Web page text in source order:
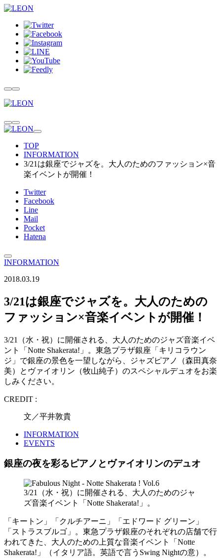
TOP
INFORMATION
3/21は銀座でジャズを。大人のためのファッション×音
楽イベントが開催！
Twitter
Facebook
Line
Mail
Pocket
Hatena
INFORMATION
2018.03.19
3/21は銀座でジャズを。大人のための
ファッション×音楽イベントが開催！
3/21（水・祝）に開催される、大人のためのジャズ音楽イベ
ント「Notte Shakerata!」。東急プラザ銀座「キリコラウン
ジ」で銀座の景色を一望しながら、ジャズピアノ（森田真奈
美）とヴァイオリン（牧山純子）のスペシャルデュオをお楽
しみください。
CREDIT :
文／平井敦貴
INFORMATION
EVENTS
銀座の夜を彩るピアノとヴァイオリンのデュオ
3/21（水・祝）に開催される、大人のためのジャ
ズ音楽イベント「Notte Shakerata!」。
「キートン」「クルチアーニ」「エドワード グリーン」
「ストラスブルゴ」。東急プラザ銀座のそれぞれの店舗で行
われてきた、大人のための上質な音楽イベント「Notte
Shakerata!」（イタリア語。英語で言うSwing Nightの意）。